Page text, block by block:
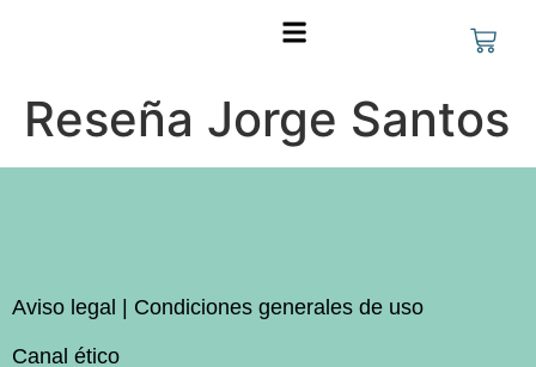
Reseña Jorge Santos
Aviso legal | Condiciones generales de uso
Canal ético